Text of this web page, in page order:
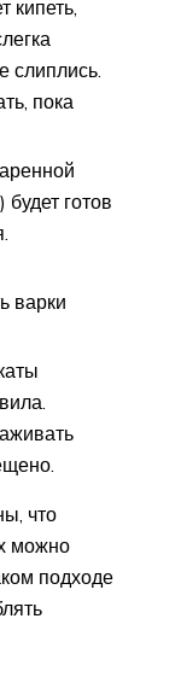
кипеть,
слиплись.
пока
готов
варки
что
можно
подходе